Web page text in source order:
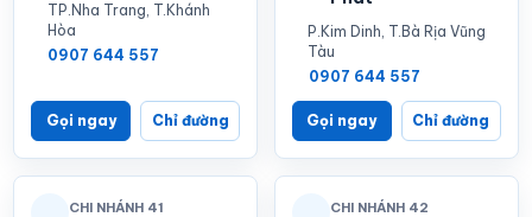
TP.Nha Trang, T.Khánh
Hòa
0907 644 557
Gọi ngay Chỉ đường
P.Kim Dinh, T.Bà Rịa Vũng
Tàu
0907 644 557
Gọi ngay Chỉ đường
CHI NHÁNH 41 CHI NHÁNH 42